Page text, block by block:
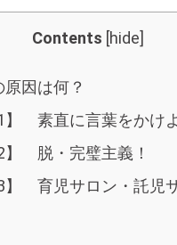
Contents [hide]
原因は何？
】 素直に言葉をかけ
】 脱・完璧主義！
】 育児サロン・託児